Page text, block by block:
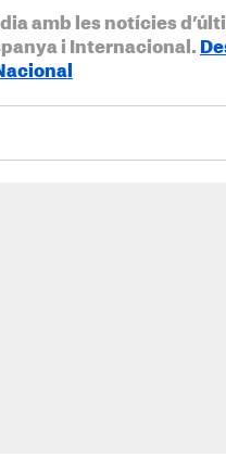
amb les notícies
i Internacional.